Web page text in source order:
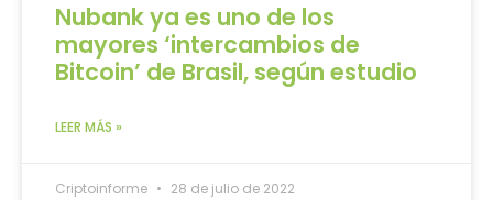
Nubank ya es uno de los
mayores ‘intercambios de
Bitcoin’ de Brasil, según estudio
LEER MÁS »
Criptoinforme 28 de julio de 2022